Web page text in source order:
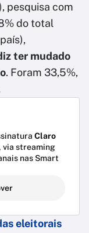
pesquisa com
do total
ter mudado
. Foram 33,5%,
Claro
via streaming
nas Smart
eleitorais